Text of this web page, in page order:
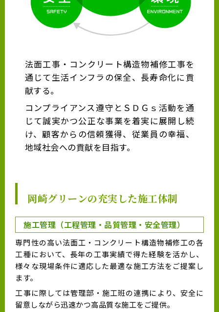
法面工事・コンクリート構造物補修工事を
通じて生活インフラの保全、長寿命化に貢
献する。
コンプライアンス遵守とＳＤＧｓ活動を通
じて誠実かつ公正な事業を着実に展開し続
け、顧客からの信頼獲得、従業員の幸福、
地域社会への貢献を目指す。
岡崎グリーンの充実した施工体制
施工管理（工程管理・品質管理・安全管理）
専門性の高い法面工・コンクリート構造物補修工の各
工種において、長年の工事実績で得た経験を活かし、
様々な現場条件に適応した最適な施工方法をご提案し
ます。
工事に際しては管理部・施工班の連携により、安全に
留意しながら迅速かつ高品質な施工をご提供。